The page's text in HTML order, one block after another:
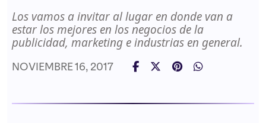
Los vamos a invitar al lugar en donde van a
estar los mejores en los negocios de la
publicidad, marketing e industrias en general.
NOVIEMBRE 16, 2017